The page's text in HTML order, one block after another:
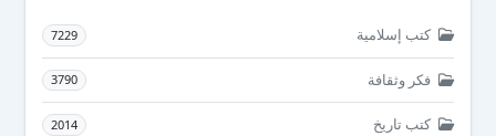
كتب إسلامية 7229
فكر وثقافة 3790
كتب تاريخ 2014